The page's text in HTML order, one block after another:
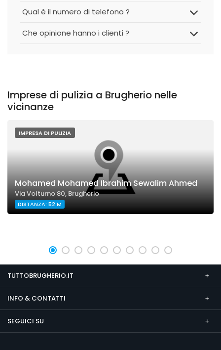
Qual è il numero di telefono ?
Che opinione hanno i clienti ?
Imprese di pulizia a Brugherio nelle
vicinanze
IMPRESA DI PULIZIA
Mohamed Mohamed Ibrahim Sewalim Ahmed
Via Volturno 80, Brugherio
DISTANZA: 52 M
TUTTOBRUGHERIO.IT
INFO & CONTATTI
SEGUICI SU